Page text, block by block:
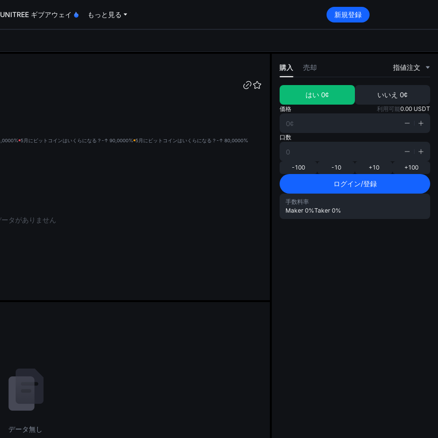
UNITREE ギブアウェイ もっと見る 新規登録
0% 5月にビットコインはいくらになる？-↑ 90,0000% 5月にビットコインはいくらになる？-↑ 80,0000%
ータがありません
データ無し
購入 売却 指値注文
はい 0¢ いいえ 0¢
価格 利用可能0.00 USDT
口数
-100 -10 +10 +100
ログイン/登録
手数料率
Maker 0%Taker 0%